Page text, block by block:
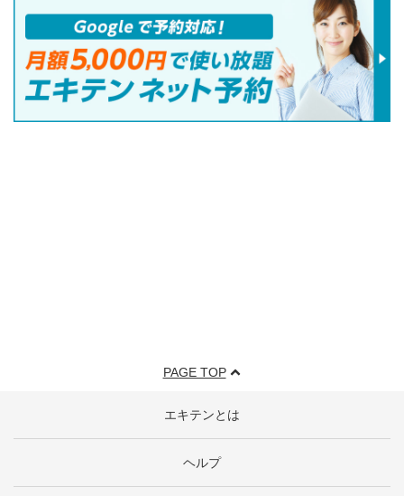
PAGE TOP
エキテンとは
ヘルプ